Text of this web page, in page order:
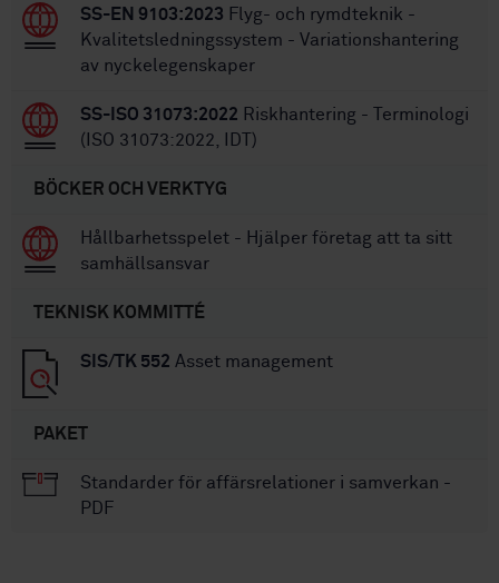
SS-EN 9103:2023 Flyg- och rymdteknik -
Kvalitetsledningssystem - Variationshantering
av nyckelegenskaper
SS-ISO 31073:2022 Riskhantering - Terminologi
(ISO 31073:2022, IDT)
BÖCKER OCH VERKTYG
Hållbarhetsspelet - Hjälper företag att ta sitt
samhällsansvar
TEKNISK KOMMITTÉ
SIS/TK 552 Asset management
PAKET
Standarder för affärsrelationer i samverkan -
PDF